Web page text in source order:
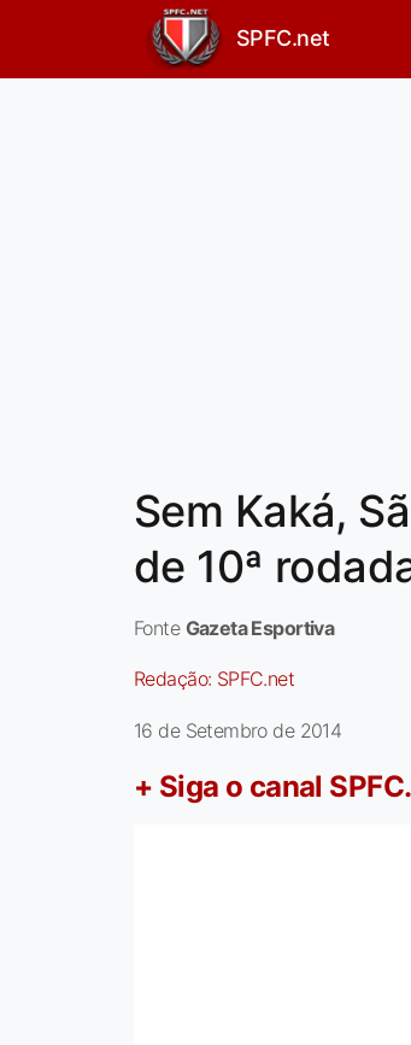
SPFC.net
Sem Kaká,
de 10ª
Fonte Gazeta Esportiva
Redação: SPFC.net
16 de Setembro de 2014
+ Siga o canal